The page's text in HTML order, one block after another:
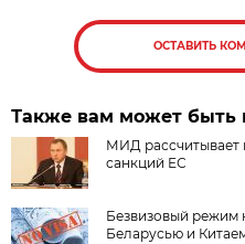
ОСТАВИТЬ
Также вам может быть
МИД рассчитывает
санкций ЕС
Безвизовый режим
Беларусью и